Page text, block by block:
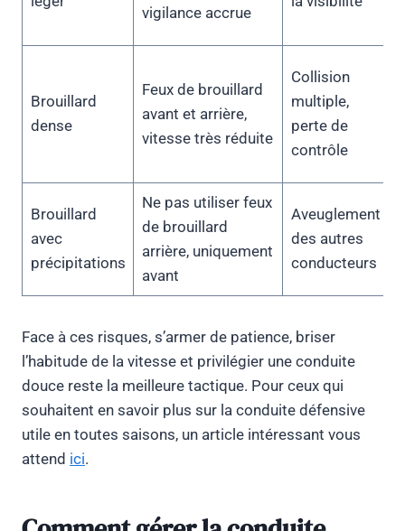
vigilance accrue
Brouillard
dense
Feux de brouillard
avant et arrière,
vitesse très réduite
Collision
multiple,
perte de
contrôle
Brouillard
avec
précipitations
Ne pas utiliser feux
de brouillard
arrière, uniquement
avant
Aveuglement
des autres
conducteurs
Face à ces risques, s’armer de patience, briser
l’habitude de la vitesse et privilégier une conduite
douce reste la meilleure tactique. Pour ceux qui
souhaitent en savoir plus sur la conduite défensive
utile en toutes saisons, un article intéressant vous
attend ici.